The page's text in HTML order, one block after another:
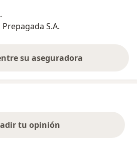
S.A.
su aseguradora
tu opinión